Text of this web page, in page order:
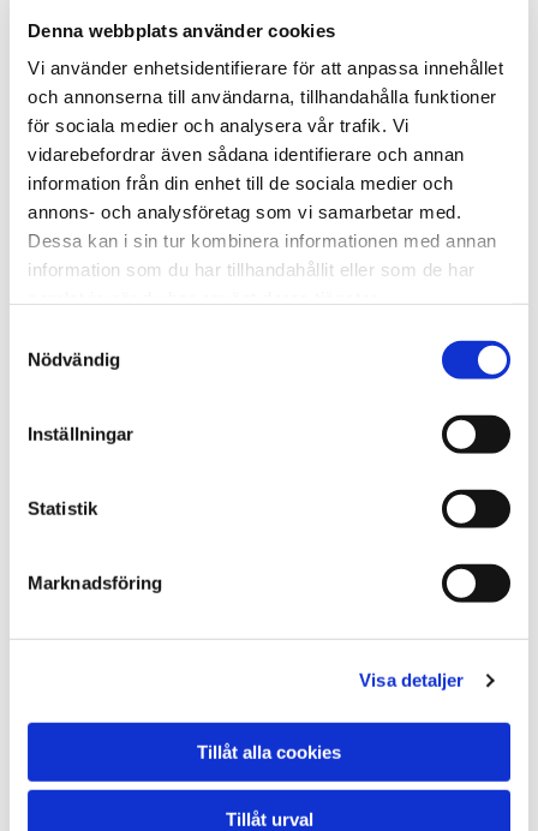
Denna webbplats använder cookies
Vi använder enhetsidentifierare för att anpassa innehållet
och annonserna till användarna, tillhandahålla funktioner
för sociala medier och analysera vår trafik. Vi
vidarebefordrar även sådana identifierare och annan
information från din enhet till de sociala medier och
annons- och analysföretag som vi samarbetar med.
Dessa kan i sin tur kombinera informationen med annan
information som du har tillhandahållit eller som de har
Nödvändig
Inställningar
Statistik
Marknadsföring
Visa detaljer
Tillåt alla cookies
Tillåt urval
flyttstäd
Förutom att vi är experter på flyttstäd i Västervik
och flyttstäd i Vimmerby erbjuder vi även:
Hemstädning:Vi hjälper dig med regelbunden
städning hemma, allt från dammsugning och
moppning till köksrengöring.
om din arbetsmiljö.
Klara och rena fönster höjer inte
bara trivseln, utan släpper även in mer ljus och
svåråtkomliga områden.
Pris på flyttstädning